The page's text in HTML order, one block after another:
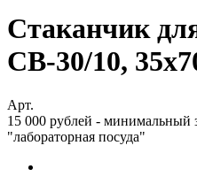
Стаканчик
СВ-30/10,
Арт.
15 000 рублей - минимальный
"лабораторная посуда"